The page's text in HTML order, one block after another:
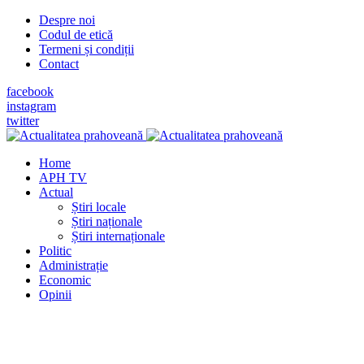
Despre noi
Codul de etică
Termeni și condiții
Contact
facebook
instagram
twitter
Home
APH TV
Actual
Știri locale
Știri naționale
Știri internaționale
Politic
Administrație
Economic
Opinii